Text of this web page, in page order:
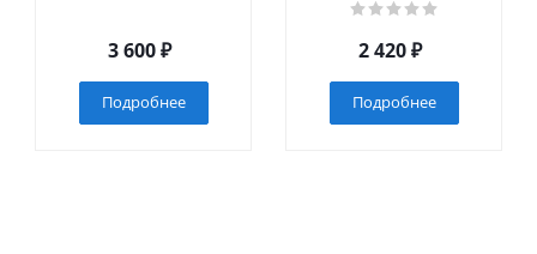
3 600₽
Подробнее
2 420₽
Подробнее